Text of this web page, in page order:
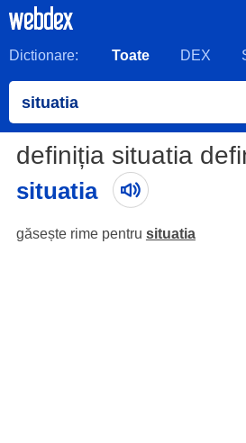
Dictionare: Toate DEX
definiția situatia
situatia
găsește rime pentru situatia